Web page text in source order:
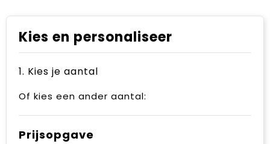
Kies en personaliseer
1. Kies je aantal
Of kies een ander aantal:
Prijsopgave